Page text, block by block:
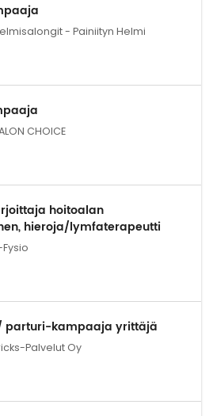
- Painiityn Helmi
CHOICE
hoitoalan
hieroja/lymfaterapeutti
Fysio
parturi-kampaaja yrittäjä
Palvelut Oy